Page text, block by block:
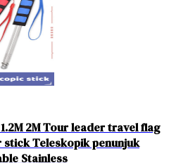
2M Tour leader travel flag
Teleskopik penunjuk
Stainless